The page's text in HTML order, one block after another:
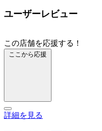
ユーザーレビュー
この店舗を応援する！
ここから応援
詳細を見る